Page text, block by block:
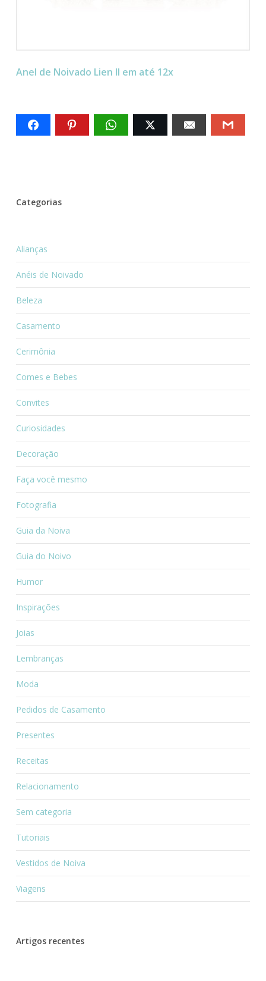
Anel de Noivado Lien II em até 12x
Categorias
Alianças
Anéis de Noivado
Beleza
Casamento
Cerimônia
Comes e Bebes
Convites
Curiosidades
Decoração
Faça você mesmo
Fotografia
Guia da Noiva
Guia do Noivo
Humor
Inspirações
Joias
Lembranças
Moda
Pedidos de Casamento
Presentes
Receitas
Relacionamento
Sem categoria
Tutoriais
Vestidos de Noiva
Viagens
Artigos recentes